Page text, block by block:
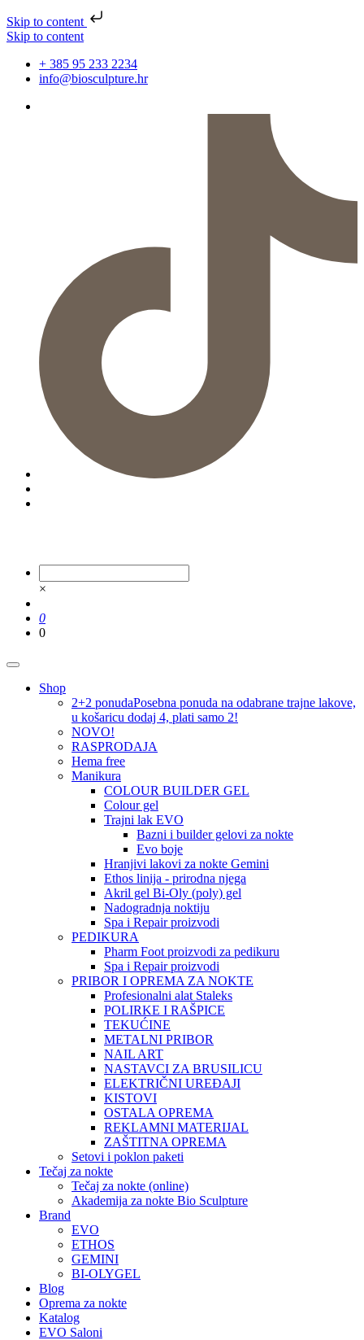
Skip to content
Skip to content
+ 385 95 233 2234
info@biosculpture.hr
×
0
0
Shop
2+2 ponudaPosebna ponuda na odabrane trajne lakove,
u košaricu dodaj 4, plati samo 2!
NOVO!
RASPRODAJA
Hema free
Manikura
COLOUR BUILDER GEL
Colour gel
Trajni lak EVO
Bazni i builder gelovi za nokte
Evo boje
Hranjivi lakovi za nokte Gemini
Ethos linija - prirodna njega
Akril gel Bi-Oly (poly) gel
Nadogradnja noktiju
Spa i Repair proizvodi
PEDIKURA
Pharm Foot proizvodi za pedikuru
Spa i Repair proizvodi
PRIBOR I OPREMA ZA NOKTE
Profesionalni alat Staleks
POLIRKE I RAŠPICE
TEKUĆINE
METALNI PRIBOR
NAIL ART
NASTAVCI ZA BRUSILICU
ELEKTRIČNI UREĐAJI
KISTOVI
OSTALA OPREMA
REKLAMNI MATERIJAL
ZAŠTITNA OPREMA
Setovi i poklon paketi
Tečaj za nokte
Tečaj za nokte (online)
Akademija za nokte Bio Sculpture
Brand
EVO
ETHOS
GEMINI
BI-OLYGEL
Blog
Oprema za nokte
Katalog
EVO Saloni